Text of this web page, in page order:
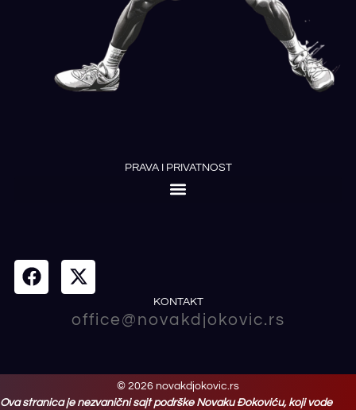
PRAVA I PRIVATNOST
KONTAKT
office@novakdjokovic.rs
© 2026 novakdjokovic.rs
Ova stranica je nezvanični sajt podrške Novaku Đokoviću, koji vode